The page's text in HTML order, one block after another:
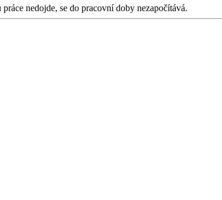
nedojde, se do pracovní doby nezapočítává.